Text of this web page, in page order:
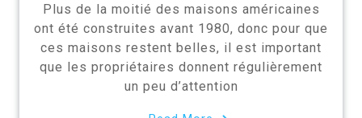
Plus de la moitié des maisons américaines
ont été construites avant 1980, donc pour que
ces maisons restent belles, il est important
que les propriétaires donnent régulièrement
un peu d’attention